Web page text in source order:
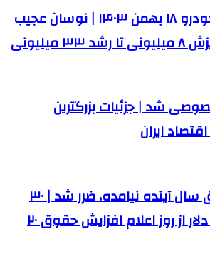
قیمت امروز خودرو ۱۸ بهمن ۱۴۰۳ | نوسان عجیب
میلیونی
شد | جزئیات بزرگترین
ایران
افزایش حقوق سال آینده نیامده، ضرر شد | ۳۰
درصد افزایش دلار از روز اعلام افزایش حقوق ۲۰